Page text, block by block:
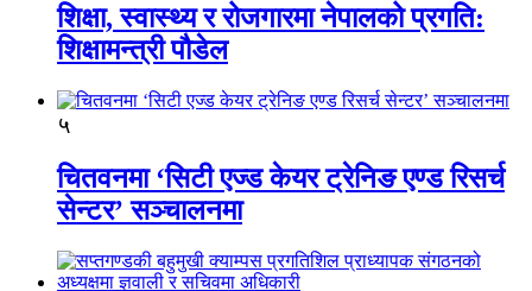
शिक्षा, स्वास्थ्य र रोजगारमा नेपालको प्रगति:
शिक्षामन्त्री पौडेल
५
चितवनमा ‘सिटी एज्ड केयर ट्रेनिङ एण्ड रिसर्च
सेन्टर’ सञ्चालनमा